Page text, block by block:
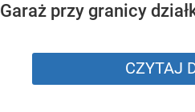
Garaż przy granicy
CZYTAJ